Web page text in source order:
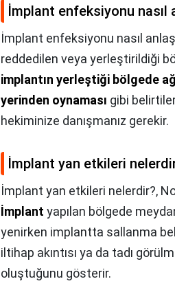
İmplant enfeksiyonu nasıl
İmplant enfeksiyonu nasıl
reddedilen veya yerleştirildiği
implantın yerleştiği bölgede
yerinden oynaması gibi
hekiminize danışmanız gerekir.
İmplant yan etkileri
İmplant yan etkileri nelerdir?,
İmplant yapılan bölgede
yenirken implantta sallanma
iltihap akıntısı ya da tadı
oluştuğunu gösterir.